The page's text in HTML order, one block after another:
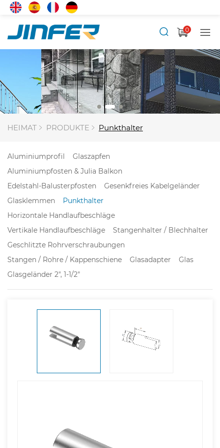
0
HEIMAT PRODUKTE Punkthalter
Aluminiumprofil
Glaszapfen
Aluminiumpfosten & Julia Balkon
Edelstahl-Balusterpfosten
Gesenkfreies Kabelgeländer
Glasklemmen
Punkthalter
Horizontale Handlaufbeschläge
Vertikale Handlaufbeschläge
Stangenhalter / Blechhalter
Geschlitzte Rohrverschraubungen
Stangen / Rohre / Kappenschiene
Glasadapter
Glas
Glasgeländer 2", 1-1/2"